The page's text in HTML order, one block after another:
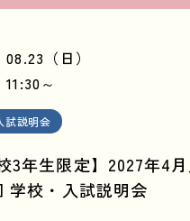
ご検討の方
方
者の方
キャンパス・イベント
職
08.23（日）
11:30～
試説明会
校3年生限定】2027年4
学校・入試説明会